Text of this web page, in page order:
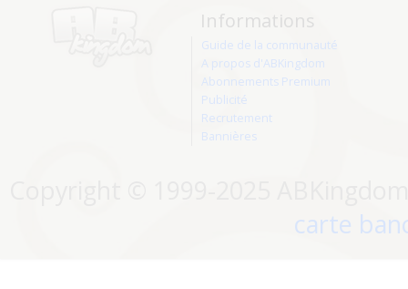
Informations
Guide de la communauté
A propos d'ABKingdom
Abonnements Premium
Publicité
Recrutement
Bannières
carte